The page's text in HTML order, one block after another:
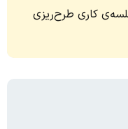
کاری طرح‌ریزی